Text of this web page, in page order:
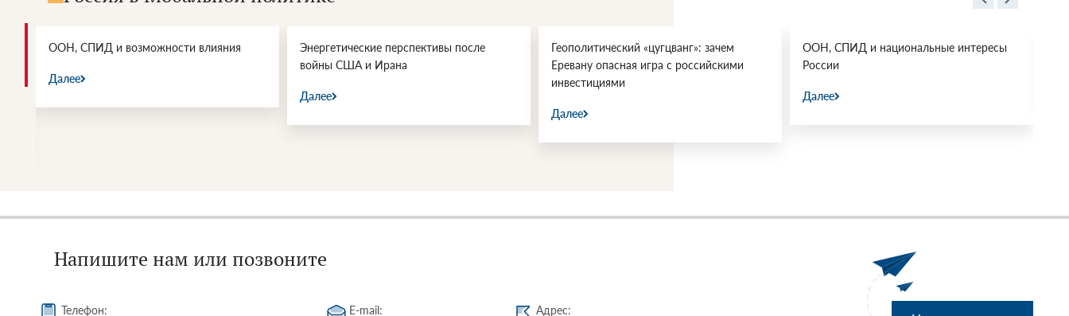
ООН, СПИД и возможности влияния
Далее
Энергетические перспективы после
войны США и Ирана
Далее
Геополитический «цугцванг»: зачем
Еревану опасная игра с российскими
инвестициями
Далее
ООН, СПИД и национальные интересы
России
Далее
Напишите нам или позвоните
Телефон: E-mail: Адрес: